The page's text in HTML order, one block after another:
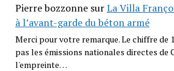
Pierre bozzonnesurLa Villa
à l’avant-garde du béton armé
Merci pour votre remarque. Le chiffre de
pas les émissions nationales directes de
l'empreinte…